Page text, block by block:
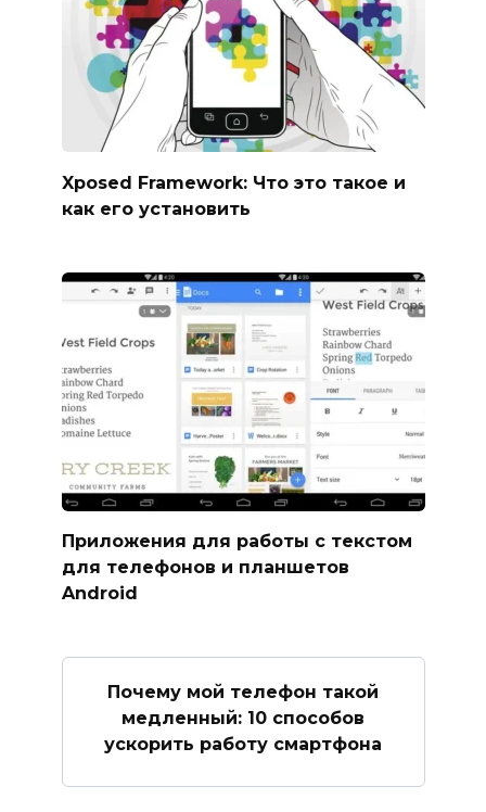
Xposed Framework: Что это такое и
как его установить
Приложения для работы с текстом
для телефонов и планшетов
Android
Почему мой телефон такой
медленный: 10 способов
ускорить работу смартфона